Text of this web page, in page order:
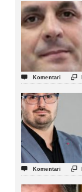
 Komentari 
 Komentari 